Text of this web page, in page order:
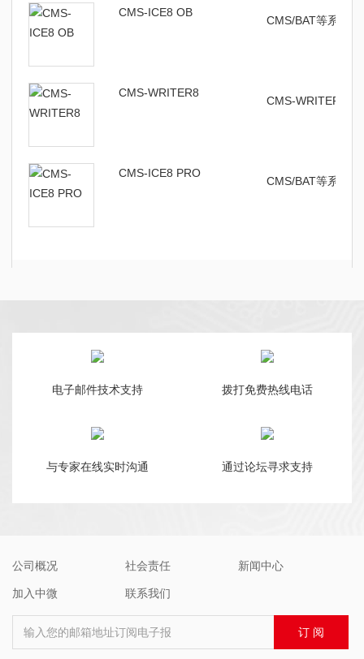
CMS-ICE8 OB
CMS/BAT等系列
CMS-WRITER8
CMS-WRITER8
CMS-ICE8 PRO
CMS/BAT等系列
电子邮件技术支持 拨打免费热线电话
与专家在线实时沟通 通过论坛寻求支持
公司概况 社会责任 新闻中心
加入中微 联系我们
输入您的邮箱地址订阅电子报 订 阅